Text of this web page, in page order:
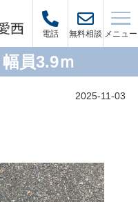
電話 無料相談 メニュー
員3.9ｍ
2025-11-03